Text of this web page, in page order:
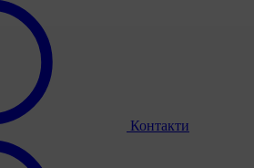
Контакти